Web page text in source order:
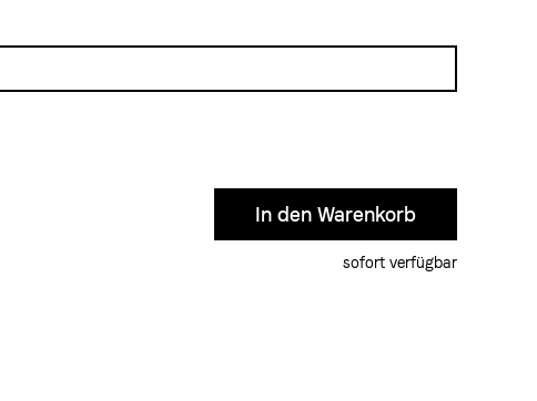
sofort verfügbar